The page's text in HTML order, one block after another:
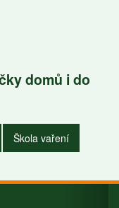
domů i do
Škola vaření
do